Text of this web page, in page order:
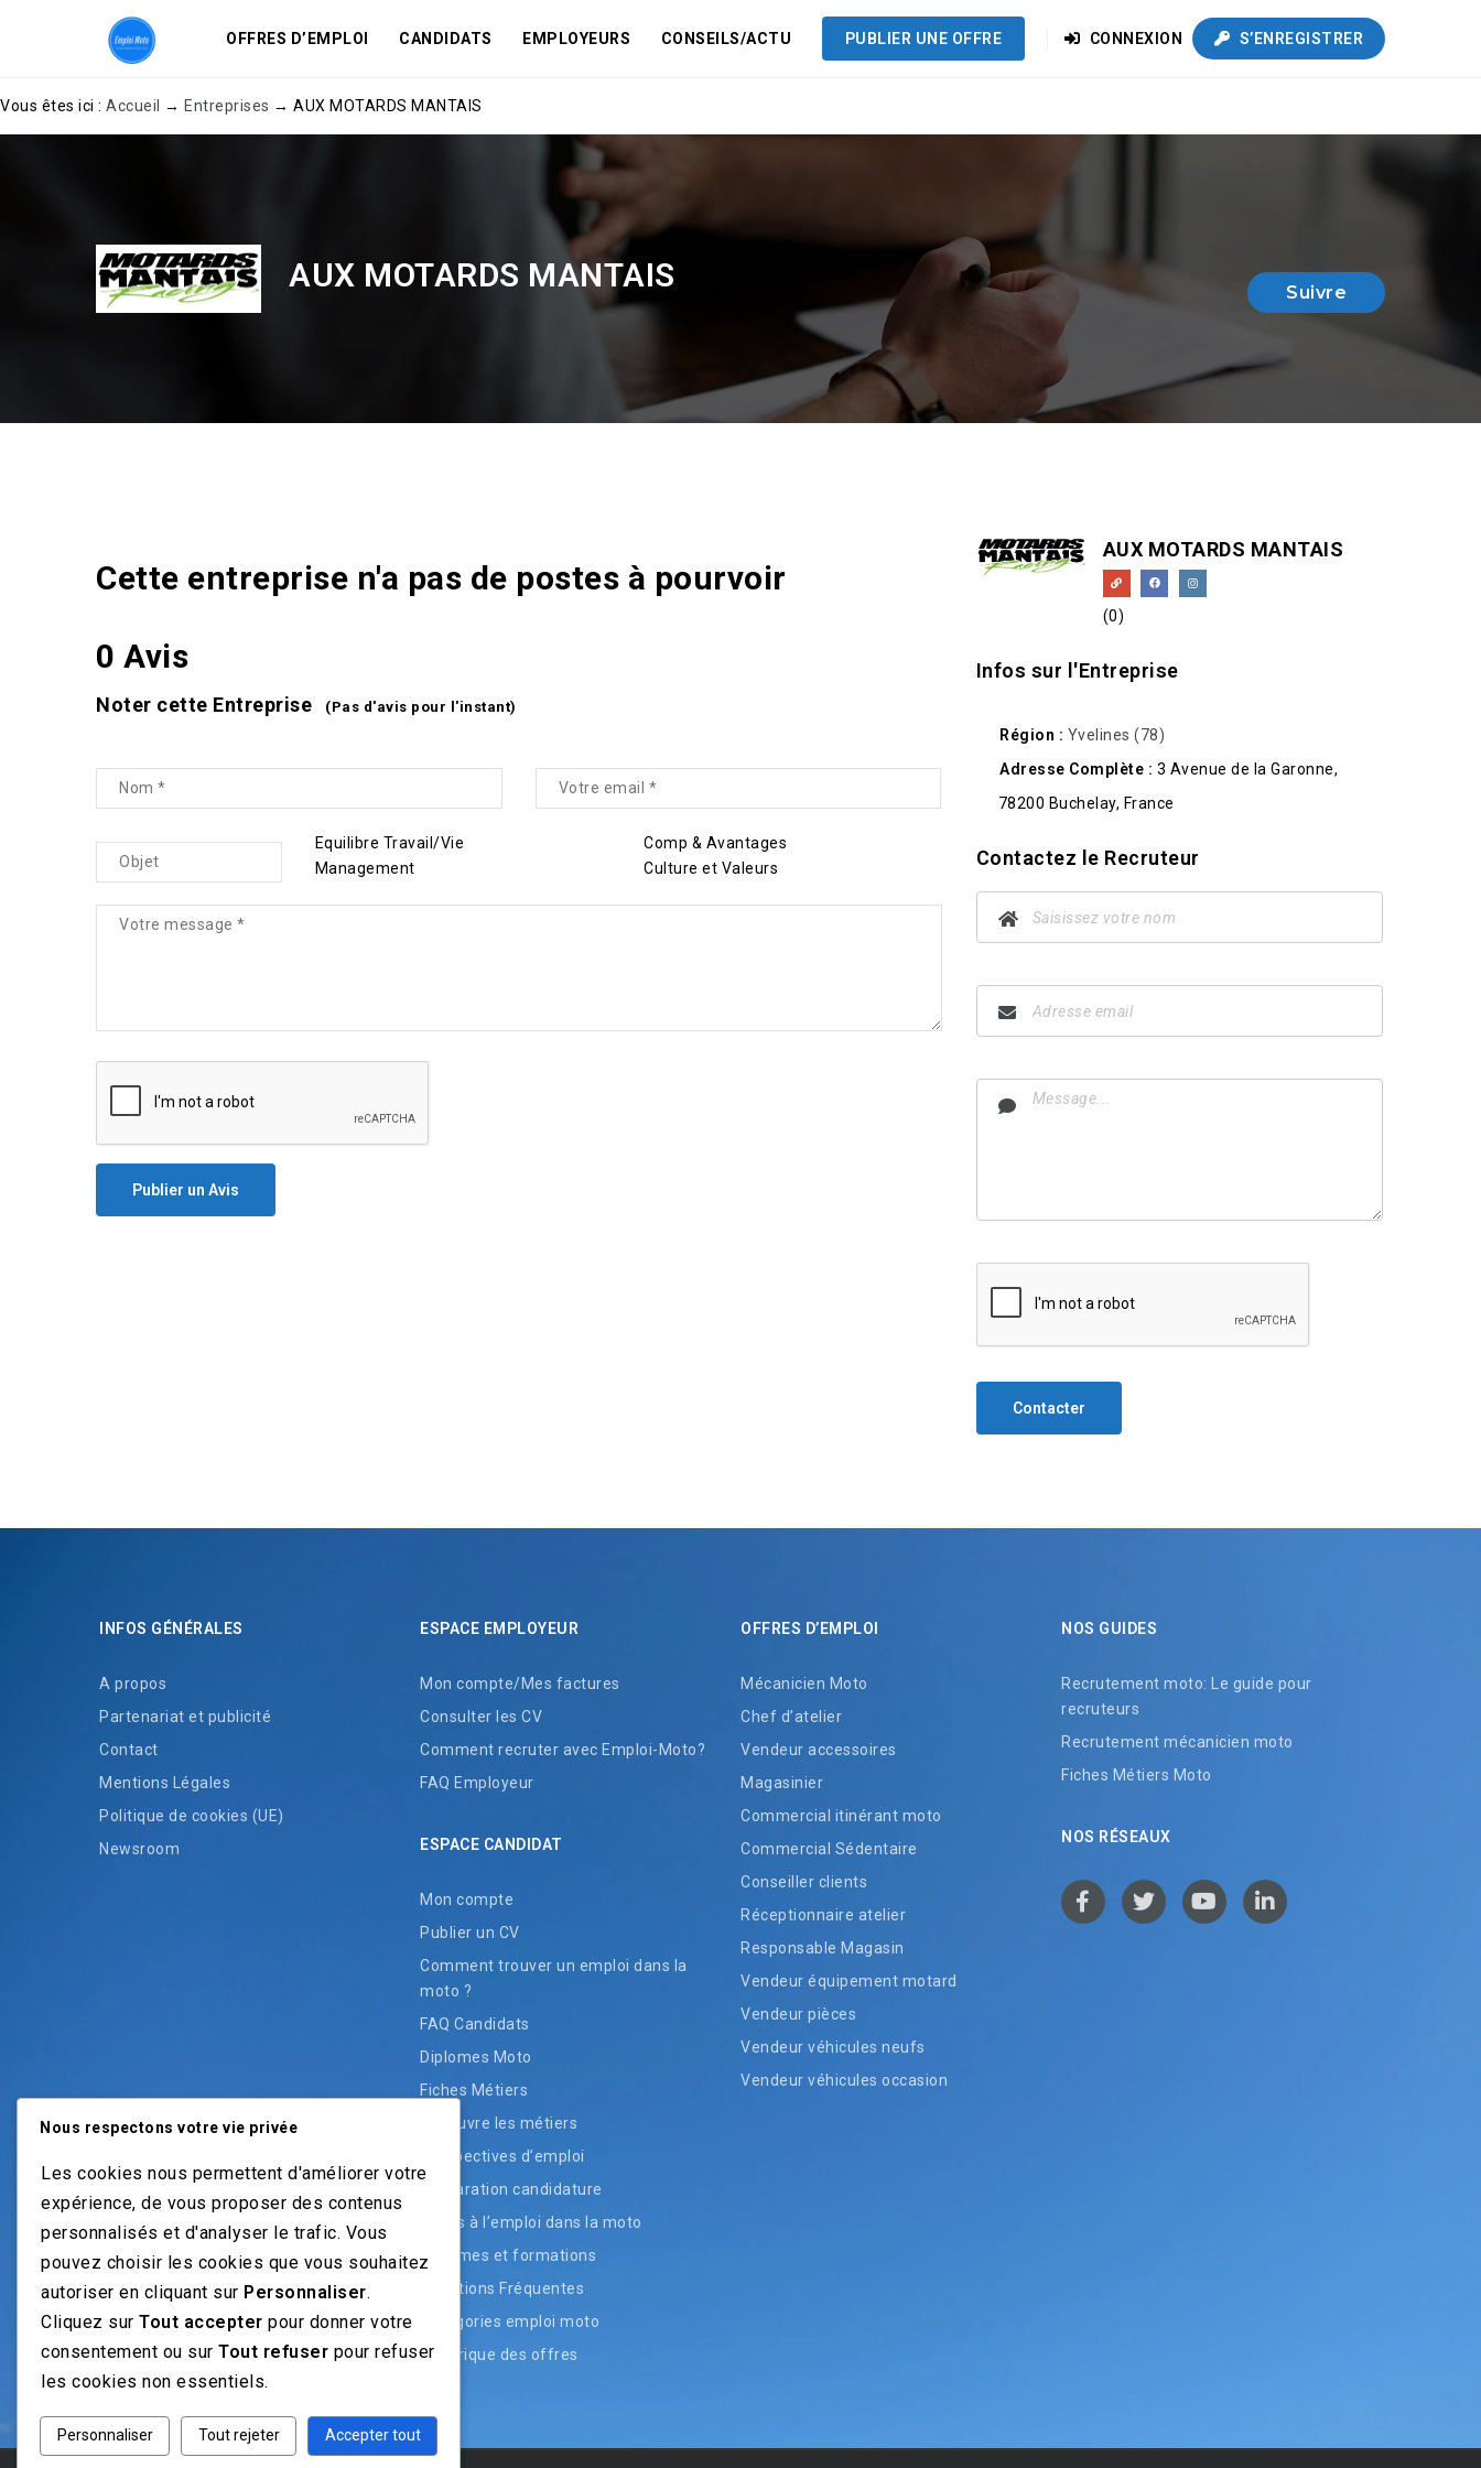
OFFRES D’EMPLOI CANDIDATS EMPLOYEURS CONSEILS/ACTU PUBLIER UNE OFFRE CONNEXION S’ENREGISTRER
Vous êtes ici : Accueil → Entreprises → AUX MOTARDS MANTAIS
AUX MOTARDS MANTAIS Suivre
Cette entreprise n'a pas de postes à pourvoir
0 Avis
Noter cette Entreprise (Pas d'avis pour l'instant)
Equilibre Travail/Vie
Comp & Avantages
Management
Culture et Valeurs
Publier un Avis
AUX MOTARDS MANTAIS
(0)
Infos sur l'Entreprise
Région
Yvelines (78)
Adresse Complète
3 Avenue de la Garonne,
78200 Buchelay, France
Contactez le Recruteur
Contacter
INFOS GÉNÉRALES
A propos
Partenariat et publicité
Contact
Mentions Légales
Politique de cookies (UE)
Newsroom
ESPACE EMPLOYEUR
Mon compte/Mes factures
Consulter les CV
Comment recruter avec Emploi-Moto?
FAQ Employeur
ESPACE CANDIDAT
Mon compte
Publier un CV
Comment trouver un emploi dans la
moto ?
FAQ Candidats
Diplomes Moto
Fiches Métiers
Découvre les métiers
Perspectives d’emploi
Préparation candidature
Accès à l’emploi dans la moto
Diplômes et formations
Questions Fréquentes
Catégories emploi moto
Historique des offres
OFFRES D’EMPLOI
Mécanicien Moto
Chef d’atelier
Vendeur accessoires
Magasinier
Commercial itinérant moto
Commercial Sédentaire
Conseiller clients
Réceptionnaire atelier
Responsable Magasin
Vendeur équipement motard
Vendeur pièces
Vendeur véhicules neufs
Vendeur véhicules occasion
NOS GUIDES
Recrutement moto: Le guide pour
recruteurs
Recrutement mécanicien moto
Fiches Métiers Moto
NOS RÉSEAUX
Nous respectons votre vie privée
Les cookies nous permettent d'améliorer votre
expérience, de vous proposer des contenus
personnalisés et d'analyser le trafic. Vous
pouvez choisir les cookies que vous souhaitez
autoriser en cliquant sur Personnaliser.
Cliquez sur Tout accepter pour donner votre
consentement ou sur Tout refuser pour refuser
les cookies non essentiels.
Personnaliser Tout rejeter Accepter tout